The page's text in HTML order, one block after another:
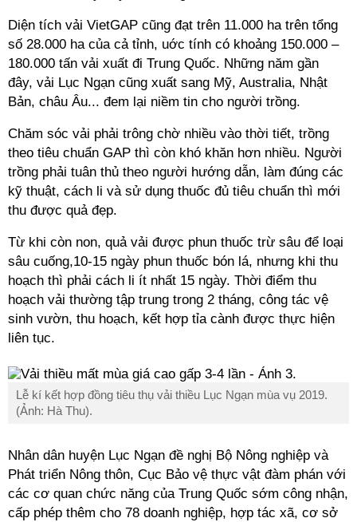
Diện tích vải VietGAP cũng đạt trên 11.000 ha trên tổng
số 28.000 ha của cả tỉnh, uớc tính có khoảng 150.000 –
180.000 tấn vải xuất đi Trung Quốc. Những năm gần
đây, vải Lục Ngạn cũng xuất sang Mỹ, Australia, Nhật
Bản, châu Âu... đem lại niềm tin cho người trồng.
Chăm sóc vải phải trông chờ nhiều vào thời tiết, trồng
theo tiêu chuẩn GAP thì còn khó khăn hơn nhiều. Người
trồng phải tuân thủ theo người hướng dẫn, làm đúng các
kỹ thuật, cách li và sử dụng thuốc đủ tiêu chuẩn thì mới
thu được quả đẹp.
Từ khi còn non, quả vải được phun thuốc trừ sâu để loại
sâu cuống,10-15 ngày phun thuốc bón lá, nhưng khi thu
hoạch thì phải cách li ít nhất 15 ngày. Thời điểm thu
hoạch vải thường tập trung trong 2 tháng, công tác vệ
sinh vườn, thu hoạch, kết hợp tỉa cành được thực hiện
liên tục.
Lễ kí kết hợp đồng tiêu thụ vải thiều Lục Ngạn mùa vụ 2019.
(Ảnh: Hà Thu).
Nhân dân huyện Lục Ngạn đề nghị Bộ Nông nghiệp và
Phát triển Nông thôn, Cục Bảo vệ thực vật đàm phán với
các cơ quan chức năng của Trung Quốc sớm công nhận,
cấp phép thêm cho 78 doanh nghiệp, hợp tác xã, cơ sở